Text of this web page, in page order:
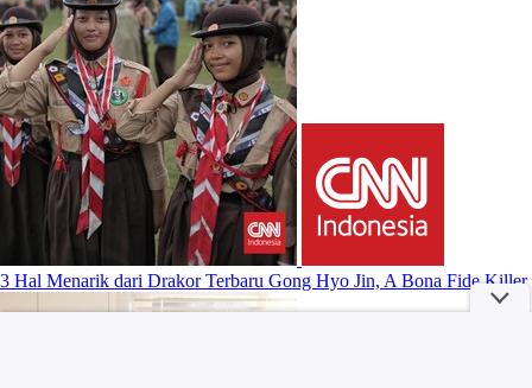
3 Hal Menarik dari Drakor Terbaru Gong Hyo Jin, A Bona Fide Killer